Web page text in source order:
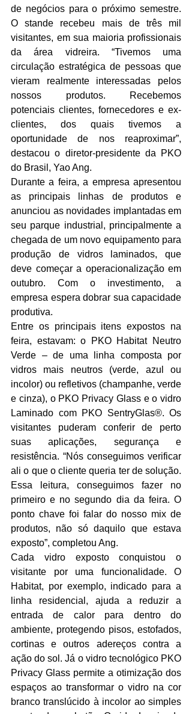
de negócios para o próximo semestre.
O stande recebeu mais de três mil
visitantes, em sua maioria profissionais
da área vidreira. “Tivemos uma
circulação estratégica de pessoas que
vieram realmente interessadas pelos
nossos produtos. Recebemos
potenciais clientes, fornecedores e ex-
clientes, dos quais tivemos a
oportunidade de nos reaproximar”,
destacou o diretor-presidente da PKO
do Brasil, Yao Ang.
Durante a feira, a empresa apresentou
as principais linhas de produtos e
anunciou as novidades implantadas em
seu parque industrial, principalmente a
chegada de um novo equipamento para
produção de vidros laminados, que
deve começar a operacionalização em
outubro. Com o investimento, a
empresa espera dobrar sua capacidade
produtiva.
Entre os principais itens expostos na
feira, estavam: o PKO Habitat Neutro
Verde – de uma linha composta por
vidros mais neutros (verde, azul ou
incolor) ou refletivos (champanhe, verde
e cinza), o PKO Privacy Glass e o vidro
Laminado com PKO SentryGlas®. Os
visitantes puderam conferir de perto
suas aplicações, segurança e
resistência. “Nós conseguimos verificar
ali o que o cliente queria ter de solução.
Essa leitura, conseguimos fazer no
primeiro e no segundo dia da feira. O
ponto chave foi falar do nosso mix de
produtos, não só daquilo que estava
exposto”, completou Ang.
Cada vidro exposto conquistou o
visitante por uma funcionalidade. O
Habitat, por exemplo, indicado para a
linha residencial, ajuda a reduzir a
entrada de calor para dentro do
ambiente, protegendo pisos, estofados,
cortinas e outros adereços contra a
ação do sol. Já o vidro tecnológico PKO
Privacy Glass permite a otimização dos
espaços ao transformar o vidro na cor
branco translúcido à incolor ao simples